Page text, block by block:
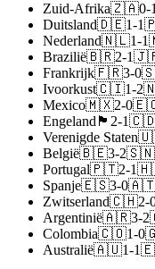
Zuid-Afrika🇿🇦0-1
Duitsland🇩🇪1-1
Nederland🇳🇱1-1
Brazilië🇧🇷2-1
Frankrijk🇫🇷3-0
Ivoorkust🇨🇮1-2
Mexico🇲🇽2-0
Engeland 🏴󠁧󠁢󠁥󠁮󠁧󠁿 2-1
Verenigde Staten
België🇧🇪3-2🇸🇳
Portugal🇵🇹2-1
Spanje🇪🇸3-0
Zwitserland🇨🇭2-
Argentinië🇦🇷3-2
Colombia🇨🇴1-0
Australië🇦🇺1-1